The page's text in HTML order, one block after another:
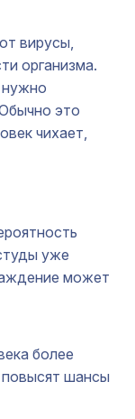
вирусы,
организма.
нужно
это
чихает,
уже
может
более
повысят шансы